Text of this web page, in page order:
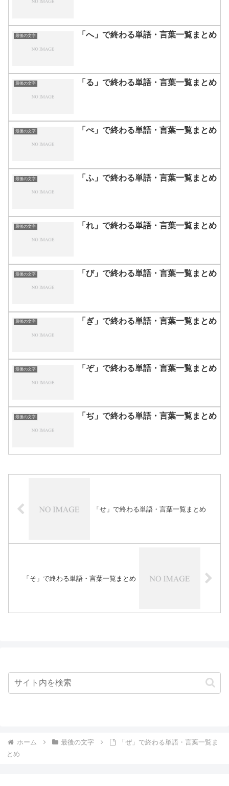
最後の文字 「へ」で終わる単語・言葉一覧まとめ
最後の文字 「る」で終わる単語・言葉一覧まとめ
最後の文字 「ぺ」で終わる単語・言葉一覧まとめ
最後の文字 「ふ」で終わる単語・言葉一覧まとめ
最後の文字 「れ」で終わる単語・言葉一覧まとめ
最後の文字 「び」で終わる単語・言葉一覧まとめ
最後の文字 「ぎ」で終わる単語・言葉一覧まとめ
最後の文字 「ぞ」で終わる単語・言葉一覧まとめ
最後の文字 「ぢ」で終わる単語・言葉一覧まとめ
「せ」で終わる単語・言葉一覧まとめ
「そ」で終わる単語・言葉一覧まとめ
ホーム 最後の文字
「ぜ」で終わる単語・言葉一覧ま
とめ